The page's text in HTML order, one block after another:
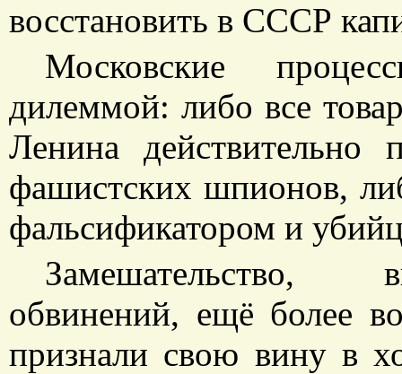
восстановить в СССР
Московские
дилеммой: либо все
Ленина действительно
фашистских шпионов,
фальсификатором и
Замешательство,
обвинений, ещё более
признали свою вину в